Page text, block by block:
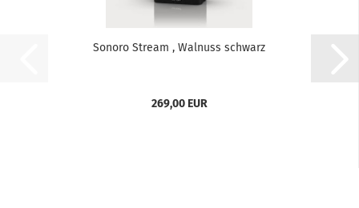
Sonoro Stream , Walnuss schwarz
269,00 EUR